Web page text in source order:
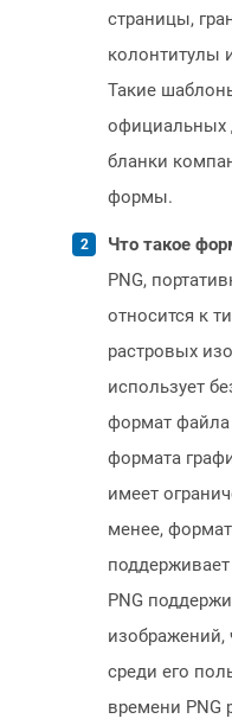
страницы,
колонтитулы
Такие
официальных
бланки
формы.
Что такое
PNG,
относится к
растровых
использует
формат
формата
имеет
менее,
PNG
изображений,
среди его
времени PNG